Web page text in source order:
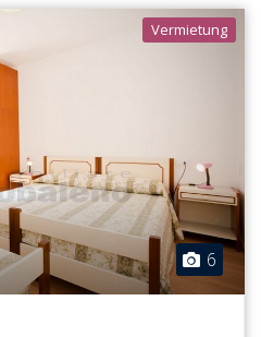
Vermietung
6